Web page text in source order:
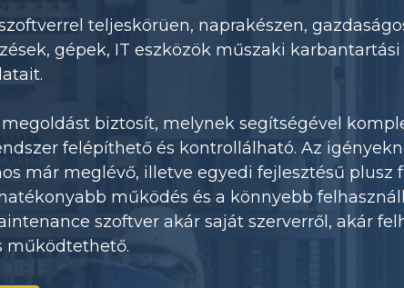
teljeskörüen, naprakészen,
gépek, IT eszközök műszaki karbantartási
biztosít, melynek segítségével
felépíthető és kontrollálható. Az
már meglévő, illetve egyedi fejlesztésű plusz
működés és a könnyebb
szoftver akár saját szerverről, akár
működtethető.